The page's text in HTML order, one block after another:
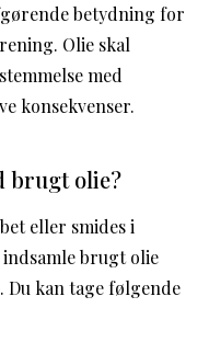
betydning for
Olie skal
med
konsekvenser.
brugt olie?
eller smides i
brugt olie
kan tage følgende